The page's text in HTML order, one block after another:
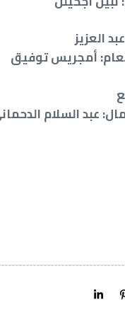
العزيز
أمجريس توفيق
عبد السلام